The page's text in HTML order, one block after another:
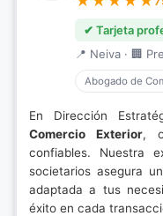
✔ Tarjeta
📍 Neiva · 🏢
Abogado de
En Dirección
Comercio Exterior,
confiables. Nuestra
societarios asegura
adaptada a tus
éxito en cada